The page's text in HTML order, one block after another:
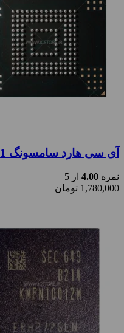
آی سی هارد سامسونگ KLMAG1JENB-B041
نمره 4.00 از 5
1,780,000 تومان